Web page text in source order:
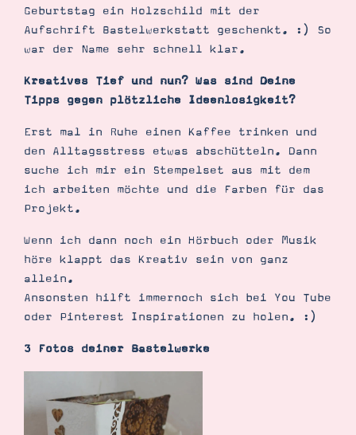
Geburtstag ein Holzschild mit der
Aufschrift Bastelwerkstatt geschenkt. :) So
war der Name sehr schnell klar.
Kreatives Tief und nun? Was sind Deine
Tipps gegen plötzliche Ideenlosigkeit?
Erst mal in Ruhe einen Kaffee trinken und
den Alltagsstress etwas abschütteln. Dann
suche ich mir ein Stempelset aus mit dem
ich arbeiten möchte und die Farben für das
Projekt.
Wenn ich dann noch ein Hörbuch oder Musik
höre klappt das Kreativ sein von ganz
allein.
Ansonsten hilft immernoch sich bei You Tube
oder Pinterest Inspirationen zu holen. :)
3 Fotos deiner Bastelwerke